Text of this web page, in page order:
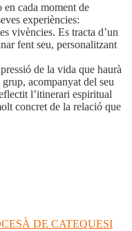
en cada moment de
experiències:
vivències. Es tracta d’un
fent seu, personalitzant
de la vida que haurà
acompanyat del seu
l’itinerari espiritual
concret de la relació que
DE CATEQUESI